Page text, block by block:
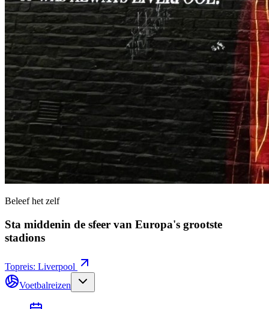
Beleef het zelf
Sta middenin de sfeer van Europa's grootste
stadions
Topreis: Liverpool
Voetbalreizen